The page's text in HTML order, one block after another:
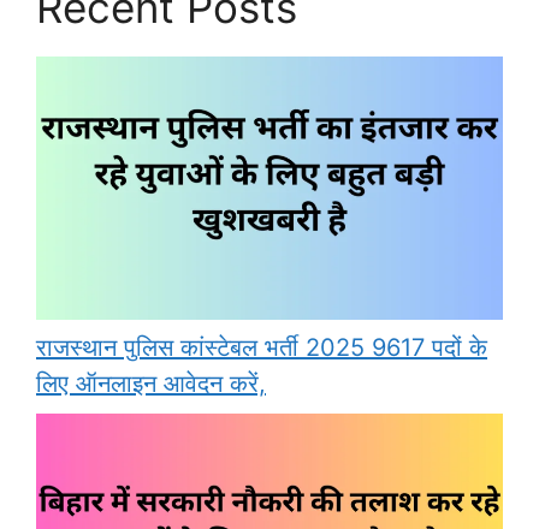
राजस्थान पुलिस कांस्टेबल भर्ती 2025 9617 पदों के
लिए ऑनलाइन आवेदन करें,